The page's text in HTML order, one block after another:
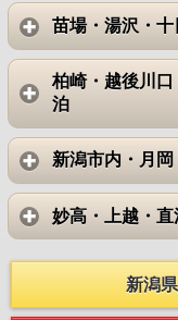
苗場・湯沢・
柏崎・越後川
泊
新潟市内・月
妙高・上越・
新潟